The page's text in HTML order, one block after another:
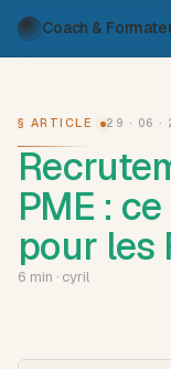
Coach &Pour qui
§ ARTICLE 29 · 06 ·
PME :
pour les
6 min · cyril